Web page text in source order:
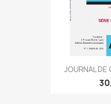
JOURNAL DE